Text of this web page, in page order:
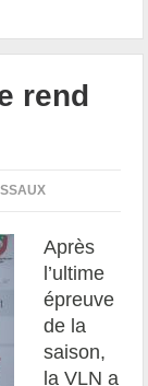
rend
Après
l’ultime
épreuve
de la
saison,
la VLN a